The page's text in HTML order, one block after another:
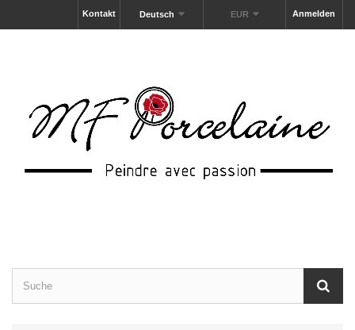
Anmelden
EUR
Deutsch
Kontakt